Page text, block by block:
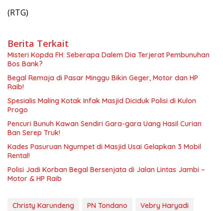
(RTG)
Berita Terkait
Misteri Kopda FH: Seberapa Dalem Dia Terjerat Pembunuhan
Bos Bank?
Begal Remaja di Pasar Minggu Bikin Geger, Motor dan HP
Raib!
Spesialis Maling Kotak Infak Masjid Diciduk Polisi di Kulon
Progo
Pencuri Bunuh Kawan Sendiri Gara-gara Uang Hasil Curian
Ban Serep Truk!
Kades Pasuruan Ngumpet di Masjid Usai Gelapkan 3 Mobil
Rental!
Polisi Jadi Korban Begal Bersenjata di Jalan Lintas Jambi –
Motor & HP Raib
Christy Karundeng PN Tondano
Vebry Haryadi